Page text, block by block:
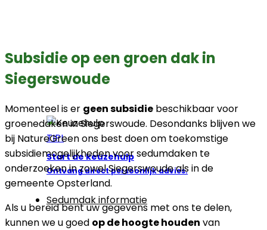
TIP!
Start de keuzehulp
Ontvang direct persoonlijk advies.
Sedumdak informatie
Subsidie op een groen dak in
Siegerswoude
Momenteel is er geen subsidie beschikbaar voor
groenedaken in Siegerswoude. Desondanks blijven we
bij NatureGreen ons best doen om toekomstige
subsidiemogelijkheden voor sedumdaken te
onderzoeken in zowel Siegerswoude als in de
gemeente Opsterland.
Als u bereid bent uw gegevens met ons te delen,
kunnen we u goed op de hoogte houden van